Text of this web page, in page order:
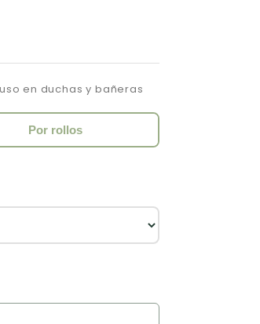
en duchas y bañeras
Por rollos